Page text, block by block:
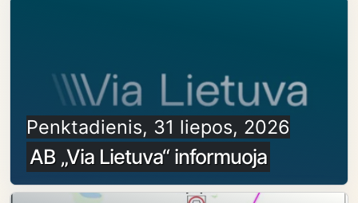
Penktadienis, 31 liepos, 2026
AB „Via Lietuva“ informuoja